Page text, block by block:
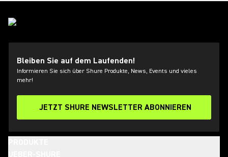
Bleiben Sie auf dem Laufenden!
Informieren Sie sich über Shure Produkte, News, Events und vieles
mehr!
JETZT SHURE NEWSLETTER ABONNIEREN